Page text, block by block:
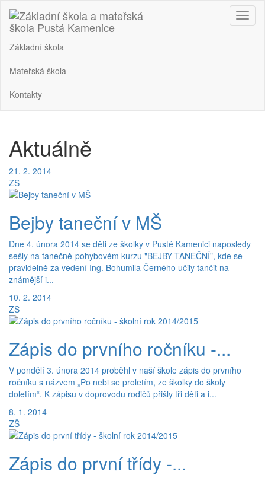
Základní škola
Mateřská škola
Kontakty
Aktuálně
21. 2. 2014
ZŠ
Bejby taneční v MŠ
Dne 4. února 2014 se děti ze školky v Pusté Kamenici naposledy
sešly na tanečně-pohybovém kurzu "BEJBY TANEČNÍ", kde se
pravidelně za vedení Ing. Bohumila Černého učily tančit na
známější i...
10. 2. 2014
ZŠ
Zápis do prvního ročníku -...
V pondělí 3. února 2014 proběhl v naší škole zápis do prvního
ročníku s názvem „Po nebi se proletím, ze školky do školy
doletím“. K zápisu v doprovodu rodičů přišly tři děti a i...
8. 1. 2014
ZŠ
Zápis do první třídy -...